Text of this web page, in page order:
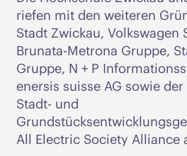
riefen mit den weiteren
Stadt Zwickau, Volkswagen
Brunata-Metrona Gruppe,
Gruppe, N + P
enersis suisse AG sowie der
Stadt- und
All Electric Society Alliance